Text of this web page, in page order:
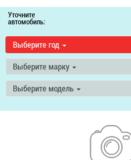
Уточните
автомобиль:
Выберите год
Выберите марку
Выберите модель